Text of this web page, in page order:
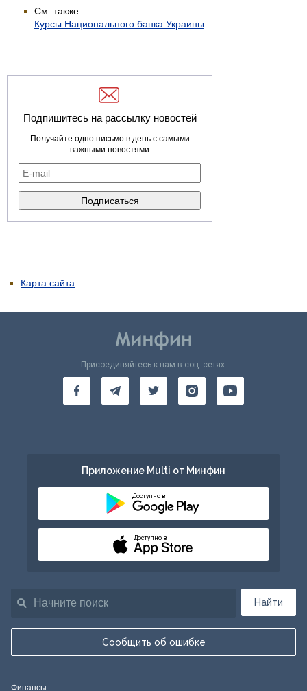
См. также:
Курсы Национального банка Украины
Подпишитесь на рассылку новостей
Получайте одно письмо в день с самыми
важными новостями
Карта сайта
Найти
Сообщить об ошибке
Присоединяйтесь к нам в соц. сетях:
Приложение Multi от Минфин
Доступно в
Доступно в
Финансы